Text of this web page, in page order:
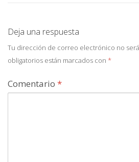
Deja una respuesta
Tu dirección de correo electrónico no
obligatorios están marcados con *
Comentario *